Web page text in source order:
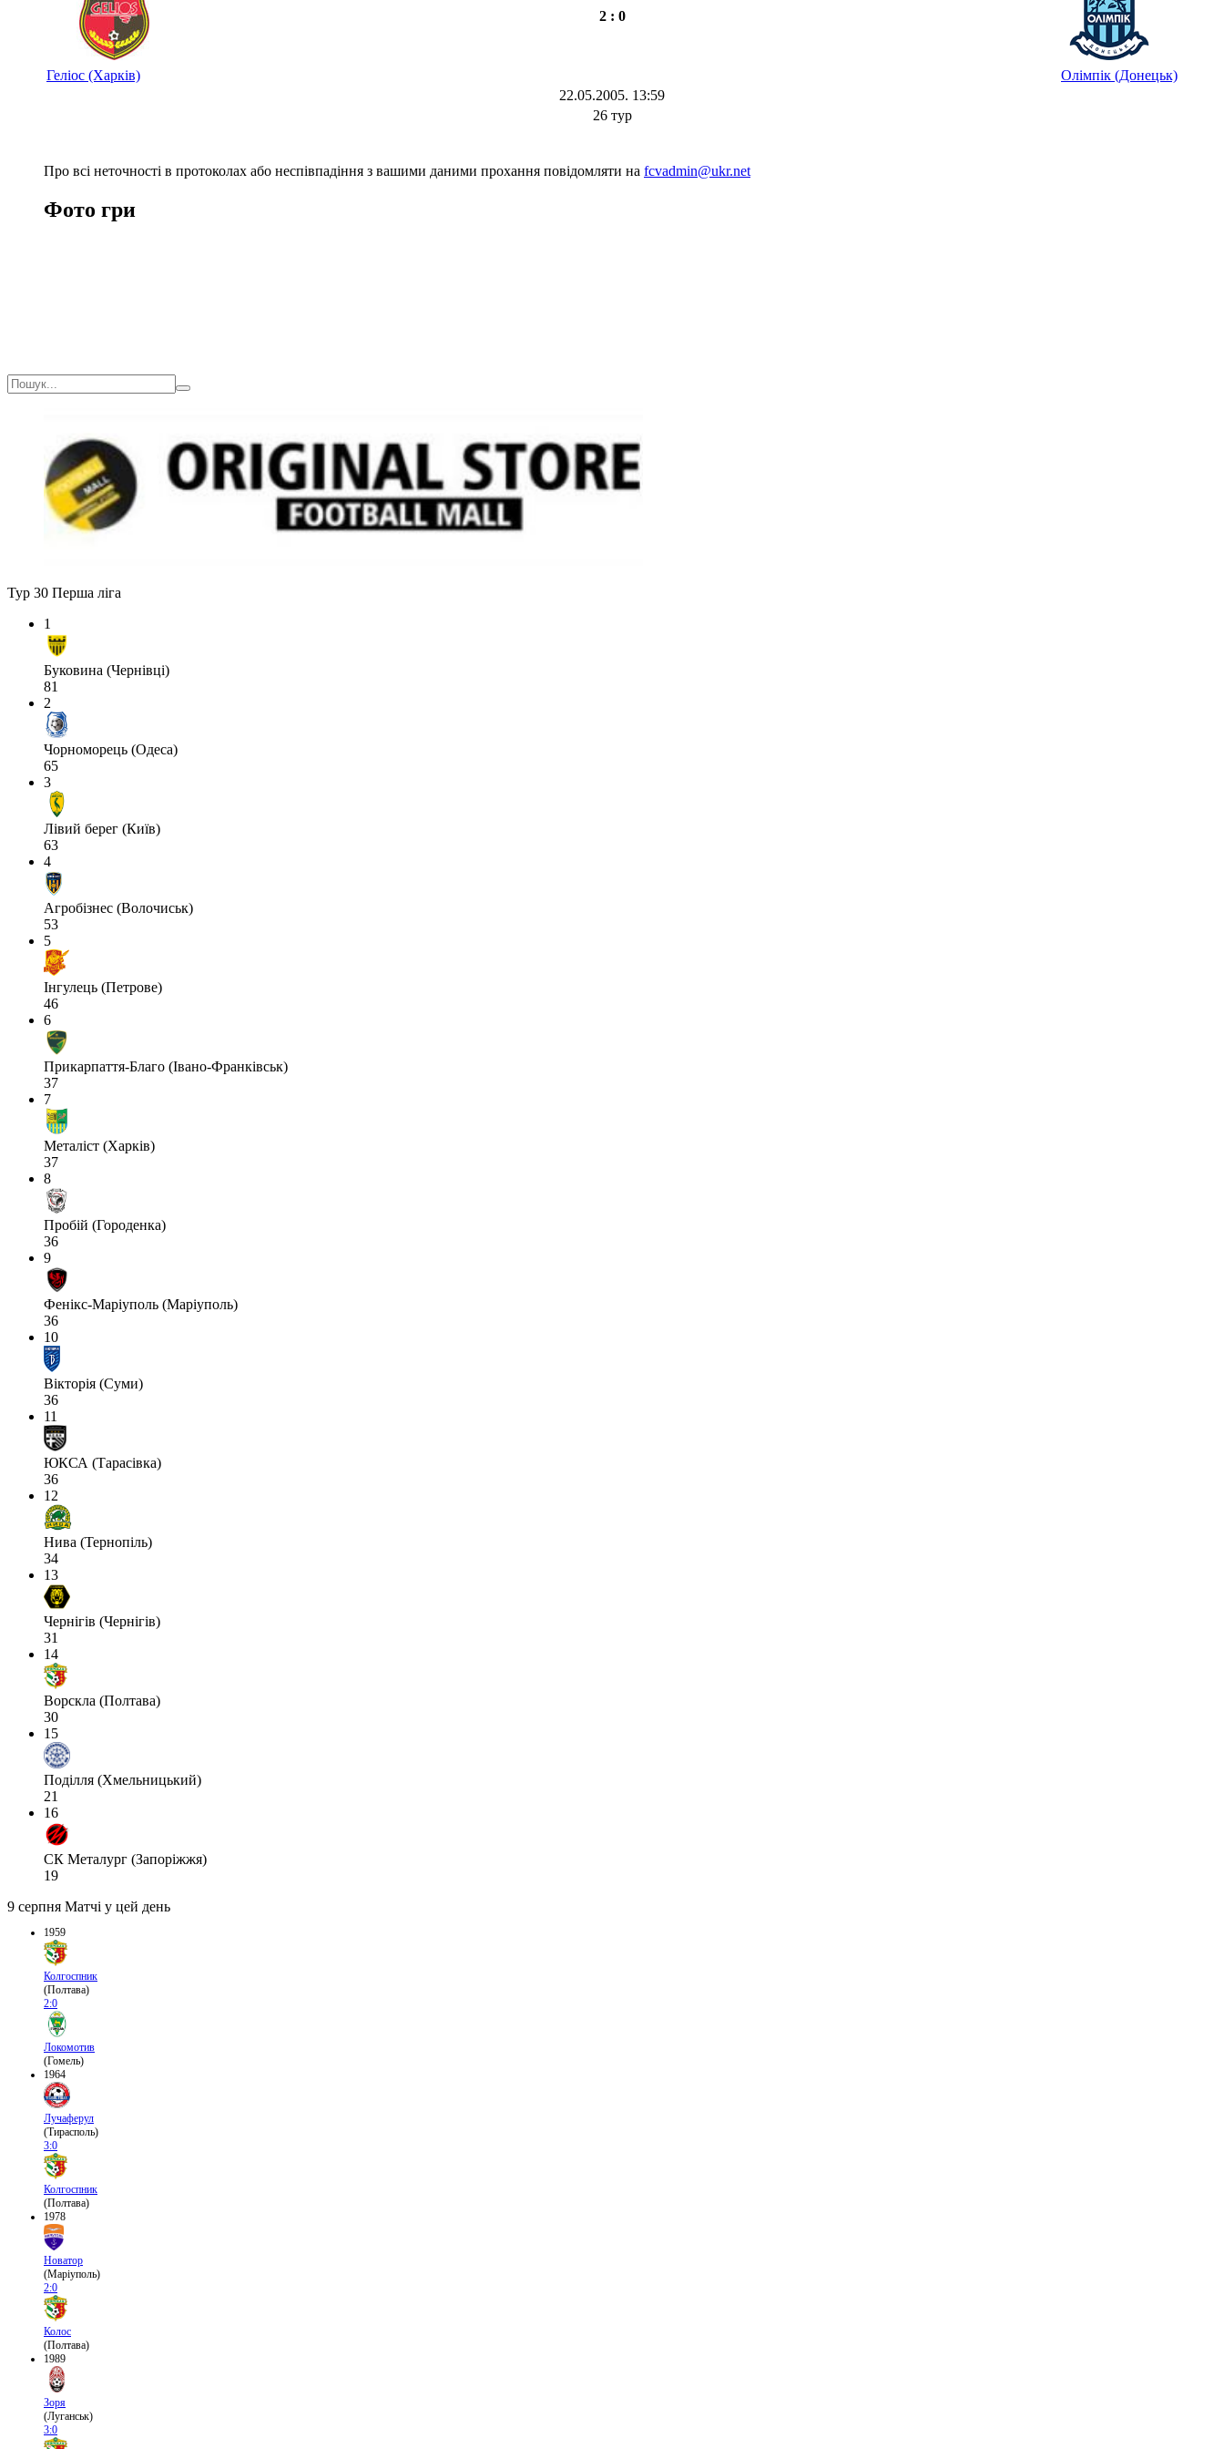
2 : 0
Геліос (Харків)
Олімпік (Донецьк)
22.05.2005. 13:59
26 тур
Про всі неточності в протоколах або неспівпадіння з вашими даними прохання повідомляти на fcvadmin@ukr.net
Фото гри
Тур 30 Перша ліга
1
Буковина (Чернівці)
81
2
Чорноморець (Одеса)
65
3
Лівий берег (Київ)
63
4
Агробізнес (Волочиськ)
53
5
Інгулець (Петрове)
46
6
Прикарпаття-Благо (Івано-Франківськ)
37
7
Металіст (Харків)
37
8
Пробій (Городенка)
36
9
Фенікс-Маріуполь (Маріуполь)
36
10
Вікторія (Суми)
36
11
ЮКСА (Тарасівка)
36
12
Нива (Тернопіль)
34
13
Чернігів (Чернігів)
31
14
Ворскла (Полтава)
30
15
Поділля (Хмельницький)
21
16
СК Металург (Запоріжжя)
19
9 серпня Матчі у цей день
1959
Колгоспник
(Полтава)
2:0
Локомотив
(Гомель)
1964
Лучаферул
(Тирасполь)
3:0
Колгоспник
(Полтава)
1978
Новатор
(Маріуполь)
2:0
Колос
(Полтава)
1989
Зоря
(Луганськ)
3:0